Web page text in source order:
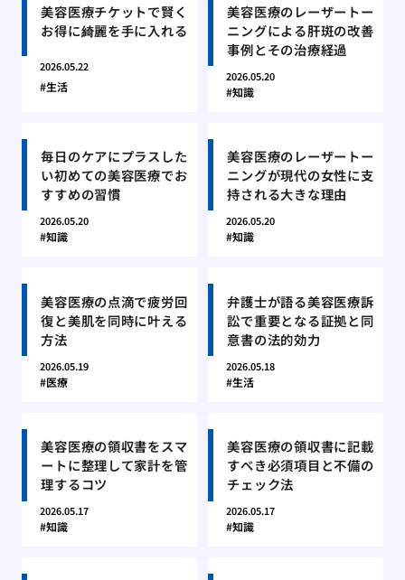
美容医療チケットで賢く
お得に綺麗を手に入れる
2026.05.22
生活
美容医療のレーザートー
ニングによる肝斑の改善
事例とその治療経過
2026.05.20
知識
毎日のケアにプラスした
い初めての美容医療でお
すすめの習慣
2026.05.20
知識
美容医療のレーザートー
ニングが現代の女性に支
持される大きな理由
2026.05.20
知識
美容医療の点滴で疲労回
復と美肌を同時に叶える
方法
2026.05.19
医療
弁護士が語る美容医療訴
訟で重要となる証拠と同
意書の法的効力
2026.05.18
生活
美容医療の領収書をスマ
ートに整理して家計を管
理するコツ
2026.05.17
知識
美容医療の領収書に記載
すべき必須項目と不備の
チェック法
2026.05.17
知識